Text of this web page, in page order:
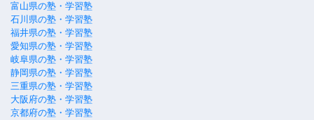
富山県の塾・学習塾
石川県の塾・学習塾
福井県の塾・学習塾
愛知県の塾・学習塾
岐阜県の塾・学習塾
静岡県の塾・学習塾
三重県の塾・学習塾
大阪府の塾・学習塾
京都府の塾・学習塾